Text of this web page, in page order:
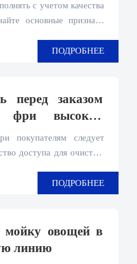
с учетом качества
основные признаки
обслуживанию.ПОДРОБНЕЕ
перед заказом
фри высокой
покупателям следует
доступа для очистки,
сохранить выход
ПОДРОБНЕЕ
мойку овощей в
линию